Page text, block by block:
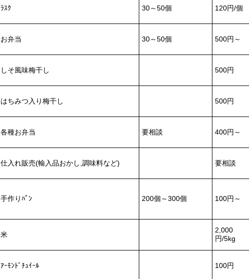
ﾗｽｸ 30～50個 120円/個
お弁当 30～50個 500円～
しそ風味梅干し 500円
はちみつ入り梅干し 500円
各種お弁当 要相談 400円～
仕入れ販売(輸入品おかし,調味料など) 要相談
手作りﾊﾟﾝ 200個～300個 100円～
米
2,000
円/5kg
ｱｰﾓﾝﾄﾞﾁｭｲｰﾙ 100円